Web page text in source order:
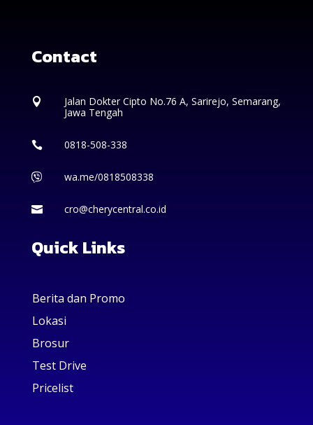
Contact

Jalan Dokter Cipto No.76 A, Sarirejo, Semarang,
Jawa Tengah
 0818-508-338
 wa.me/0818508338
 cro@cherycentral.co.id
Quick Links
Berita dan Promo
Lokasi
Brosur
Test Drive
Pricelist